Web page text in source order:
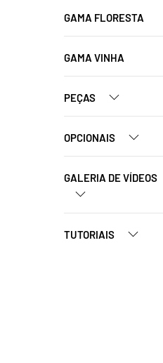
GAMA FLORESTA
GAMA VINHA
PEÇAS
OPCIONAIS
GALERIA DE VÍDEOS
TUTORIAIS